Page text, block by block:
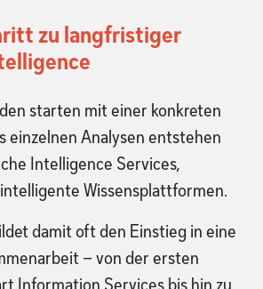
zu langfristiger
starten mit einer konkreten
einzelnen Analysen entstehen
Intelligence Services,
Wissensplattformen.
damit oft den Einstieg in eine
– von der ersten